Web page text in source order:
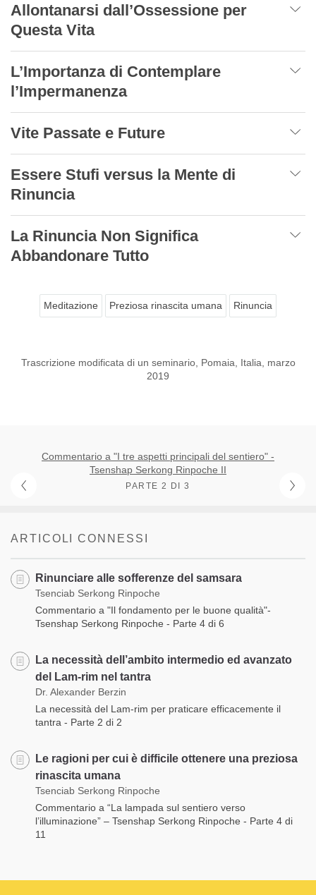
Allontanarsi dall’Ossessione per
Questa Vita
L’Importanza di Contemplare
l’Impermanenza
Vite Passate e Future
Essere Stufi versus la Mente di
Rinuncia
La Rinuncia Non Significa
Abbandonare Tutto
Meditazione Preziosa rinascita umana Rinuncia
Trascrizione modificata di un seminario, Pomaia, Italia, marzo
2019
Commentario a "I tre aspetti principali del sentiero" -
Tsenshap Serkong Rinpoche II
PARTE 2 DI 3
ARTICOLI CONNESSI
Rinunciare alle sofferenze del samsara
Tsenciab Serkong Rinpoche
Commentario a "Il fondamento per le buone qualità"-
Tsenshap Serkong Rinpoche - Parte 4 di 6
La necessità dell’ambito intermedio ed avanzato
del Lam-rim nel tantra
Dr. Alexander Berzin
La necessità del Lam-rim per praticare efficacemente il
tantra - Parte 2 di 2
Le ragioni per cui è difficile ottenere una preziosa
rinascita umana
Tsenciab Serkong Rinpoche
Commentario a “La lampada sul sentiero verso
l’illuminazione” – Tsenshap Serkong Rinpoche - Parte 4 di
11